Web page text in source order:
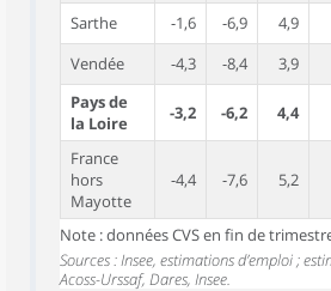
Sarthe
-1,6 -6,9 4,9
Vendée
-4,3 -8,4 3,9
Pays de
la Loire
-3,2 -6,2 4,4
France
hors
Mayotte
-4,4 -7,6 5,2
Note : données CVS en fin de
Sources : Insee, estimations d’emploi ;
Acoss-Urssaf, Dares, Insee.